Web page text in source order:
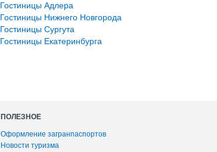
Гостиницы Адлера
Гостиницы Нижнего Новгорода
Гостиницы Сургута
Гостиницы Екатеринбурга
ПОЛЕЗНОЕ
Оформление загранпаспортов
Новости туризма